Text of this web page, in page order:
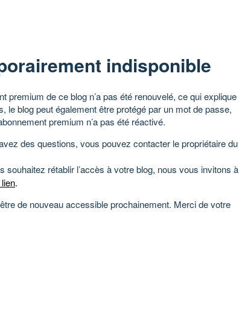
indisponible
premium de ce blog n’a pas été renouvelé, ce qui explique
le blog peut également être protégé par un mot de passe,
premium n’a pas été réactivé.
des questions, vous pouvez contacter le propriétaire du
souhaitez rétablir l’accès à votre blog, nous vous invitons à
.
de nouveau accessible prochainement. Merci de votre